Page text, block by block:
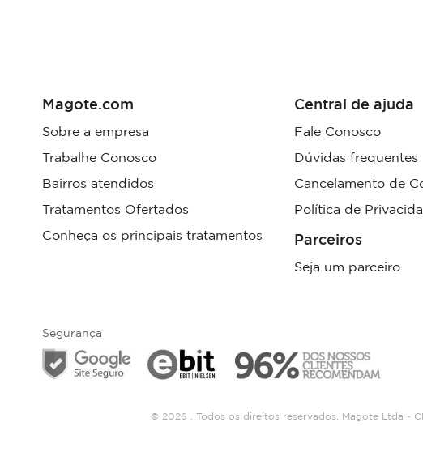
Magote.com
Sobre a empresa
Trabalhe Conosco
Bairros atendidos
Tratamentos Ofertados
Conheça os principais tratamentos
Central de ajuda
Fale Conosco
Dúvidas frequentes
Cancelamento de
Política de
Parceiros
Seja um parceiro
Segurança
© 2026 . Todos os direitos reservados. Magote Ltda -